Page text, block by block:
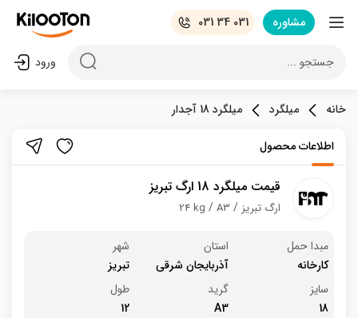
مشاوره 031 34 031
جستجو ... ورود
خانه میلگرد میلگرد 18 آجدار
اطلاعات محصول
قیمت میلگرد 18 ارگ تبریز
24 kg A3 ارگ تبریز
مبدا حمل
کارخانه
استان
آذربایجان شرقی
شهر
تبریز
سایز
18
گرید
A3
طول
12